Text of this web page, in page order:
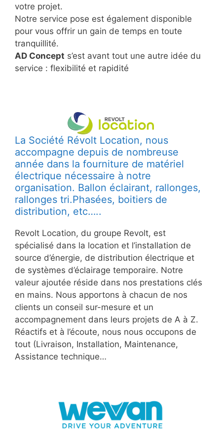
votre projet.
Notre service pose est également disponible
pour vous offrir un gain de temps en toute
tranquillité.
AD Concept s’est avant tout une autre idée du
service : flexibilité et rapidité
La Société Révolt Location, nous
accompagne depuis de nombreuse
année dans la fourniture de matériel
électrique nécessaire à notre
organisation. Ballon éclairant, rallonges,
rallonges tri.Phasées, boitiers de
distribution, etc…..
Revolt Location, du groupe Revolt, est
spécialisé dans la location et l’installation de
source d’énergie, de distribution électrique et
de systèmes d’éclairage temporaire. Notre
valeur ajoutée réside dans nos prestations clés
en mains. Nous apportons à chacun de nos
clients un conseil sur-mesure et un
accompagnement dans leurs projets de A à Z.
Réactifs et à l’écoute, nous nous occupons de
tout (Livraison, Installation, Maintenance,
Assistance technique…